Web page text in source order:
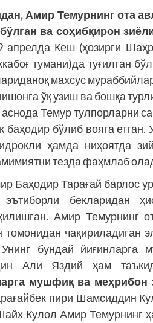
Амир Темурнинг ота
ва соҳибқирон
апрелда Кеш (ҳозирги
тумани)да туғилган
махсус
ўқ узиш ва бошқа
Темур тулпорларни
баҳодир бўлиб вояга етган.
ҳамда ниҳоятда
тезда фаҳмлаб
Баҳодир Тарағай барлос
эътиборли бекларидан
Амир Темурнинг
томонидан чақириладиган
бундай йиғинларга
Али Яздий ҳам
мушфиқ ва
пири Шамсиддин
Кулол Амир Темурнинг